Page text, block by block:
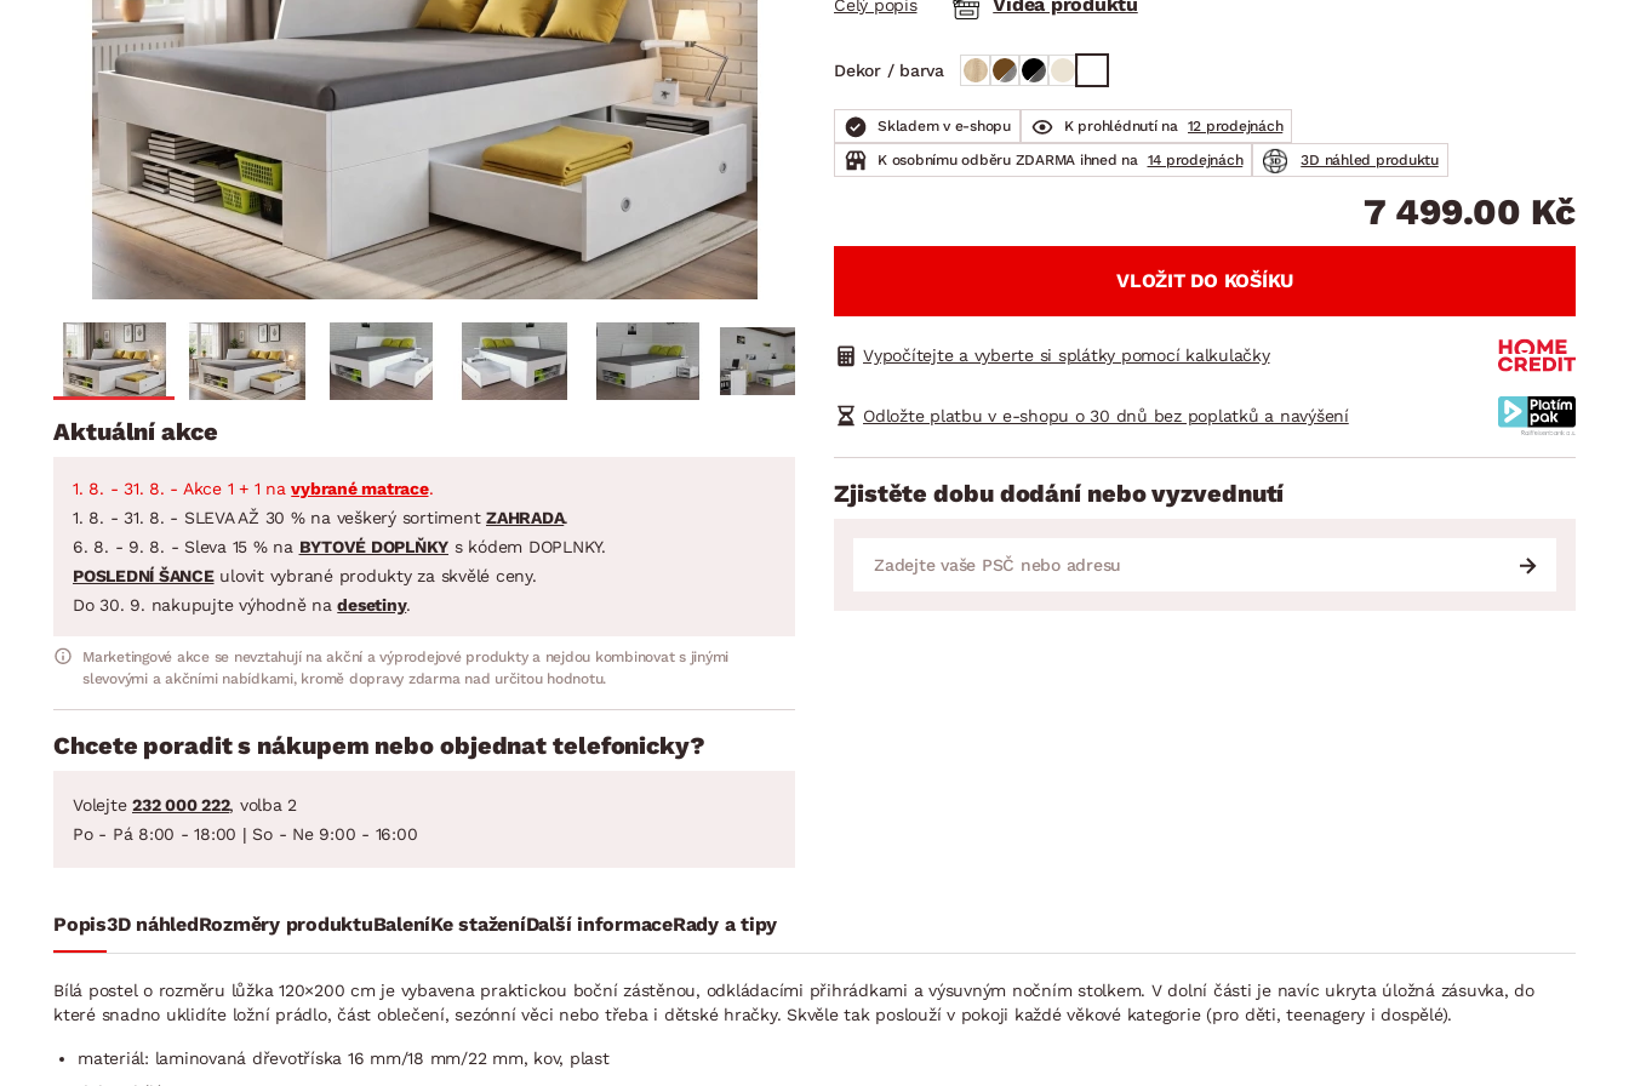
Dětský pokoj
Předsíň, šatna a chodba
Kuchyně
Koupelna
Zahrada
Domácnost
BYTOVÝ TEXTIL
Přikrývky
Polštáře
Koberce
Závěsy a žaluzie
Zobrazit vše
STOLOVÁNÍ A VAŘENÍ
Příbory
Zobrazit vše
DOMÁCÍ SPOTŘEBIČE ZAHRADNÍ DOPLŇKY
VELIKONOCE
Koupelnové sestavy
Jídelní sestavy
Zahradní sestavy
Zahradní sestavy
Celý popis
Dekor / barva
Skladem v e-shopu K prohlédnutí na 12 prodejnách
K osobnímu odběru ZDARMA ihned na 14 prodejnách 3D náhled produktu
7 499.00 Kč
VLOŽIT DO KOŠÍKU
Vypočítejte a vyberte si splátky pomocí kalkulačky
Odložte platbu v e-shopu o 30 dnů bez poplatků a navýšení
Zjistěte dobu dodání nebo vyzvednutí
Aktuální akce
1. 8. - 31. 8. - Akce 1 + 1 navybrané matrace.
1. 8. - 31. 8. - SLEVA AŽ 30 % na veškerý sortiment ZAHRADA.
6. 8. - 9. 8. - Sleva 15 % na BYTOVÉ DOPLŇKY s kódem DOPLNKY.
POSLEDNÍ ŠANCEulovit vybrané produkty za skvělé ceny.
Do 30. 9. nakupujte výhodně nadesetiny.
Marketingové akce se nevztahují na akční a výprodejové produkty a nejdou kombinovat s jinými
slevovými a akčními nabídkami, kromě dopravy zdarma nad určitou hodnotu.
Chcete poradit s nákupem nebo objednat telefonicky?
Volejte 232 000 222, volba 2
Po - Pá 8:00 - 18:00 | So - Ne 9:00 - 16:00
Popis3D náhledRozměry produktuBaleníKe staženíDalší informaceRady a tipy
Bílá postel o rozměru lůžka 120×200 cm je vybavena praktickou boční zástěnou, odkládacími přihrádkami a výsuvným nočním stolkem. V dolní části je navíc ukryta úložná zásuvka, do
které snadno uklidíte ložní prádlo, část oblečení, sezónní věci nebo třeba i dětské hračky. Skvěle tak poslouží v pokoji každé věkové kategorie (pro děti, teenagery i dospělé).
materiál: laminovaná dřevotříska 16 mm/18 mm/22 mm, kov, plast